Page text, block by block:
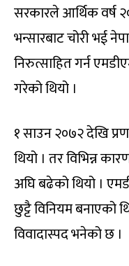
सरकारले आर्थिक वर्ष
भन्सारबाट चोरी भई
निरुत्साहित गर्न
गरेको थियो ।
१ साउन २०७२ देखि
थियो । तर विभिन्न
अघि बढेको थियो ।
छुट्टै विनियम बनाएको
विवादास्पद भनेको छ ।